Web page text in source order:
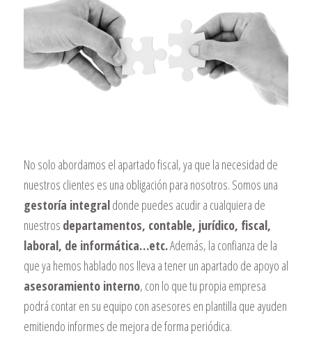
No solo abordamos el apartado fiscal, ya que la necesidad de
nuestros clientes es una obligación para nosotros. Somos una
gestoría integraldonde puedes acudir a cualquiera de
nuestros departamentos, contable, jurídico, fiscal,
laboral, de informática…etc.Además, la confianza de la
que ya hemos hablado nos lleva a tener un apartado de apoyo al
asesoramiento interno, con lo que tu propia empresa
podrá contar en su equipo con asesores en plantilla que ayuden
emitiendo informes de mejora de forma periódica.